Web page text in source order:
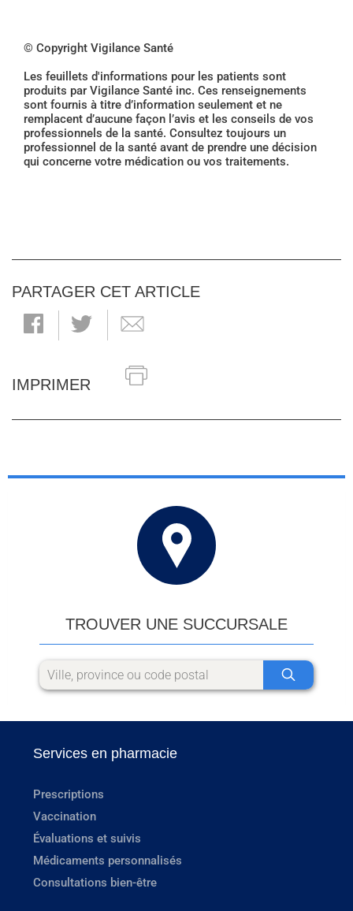
© Copyright Vigilance Santé
Les feuillets d'informations pour les patients sont
produits par Vigilance Santé inc. Ces renseignements
sont fournis à titre d’information seulement et ne
remplacent d’aucune façon l’avis et les conseils de vos
professionnels de la santé. Consultez toujours un
professionnel de la santé avant de prendre une décision
qui concerne votre médication ou vos traitements.
PARTAGER CET ARTICLE
IMPRIMER
TROUVER UNE SUCCURSALE
Services en pharmacie
Prescriptions
Vaccination
Évaluations et suivis
Médicaments personnalisés
Consultations bien-être